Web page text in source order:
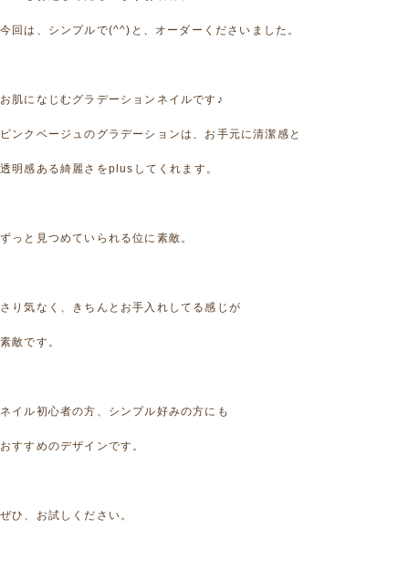
今回は、シンプルで(^^)と、オーダーくださいました。
お肌になじむグラデーションネイルです♪
ピンクベージュのグラデーションは、お手元に清潔感と
透明感ある綺麗さをplusしてくれます。
ずっと見つめていられる位に素敵。
さり気なく、きちんとお手入れしてる感じが
素敵です。
ネイル初心者の方、シンプル好みの方にも
おすすめのデザインです。
ぜひ、お試しください。